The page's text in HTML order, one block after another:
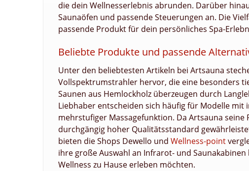
die dein Wellnesserlebnis abrunden. Darüber
Saunaöfen und passende Steuerungen an. Die
passende Produkt für dein persönliches Spa-
Beliebte Produkte und passende
Unter den beliebtesten Artikeln bei Artsauna
Vollspektrumstrahler hervor, die eine besonders
Saunen aus Hemlockholz überzeugen durch
Liebhaber entscheiden sich häufig für Modelle
mehrstufiger Massagefunktion. Da Artsauna
durchgängig hoher Qualitätsstandard
bieten die Shops Dewello und Wellness-point
ihre große Auswahl an Infrarot- und
Wellness zu Hause erleben möchten.